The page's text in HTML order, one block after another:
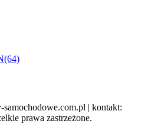
(64)
| kontakt:
prawa zastrzeżone.